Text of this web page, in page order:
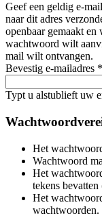
Geef een geldig e-
naar dit adres
openbaar gemaakt
wachtwoord wilt
mail wilt ontvangen.
Bevestig e-mailadres *
Typt u alstublieft uw
Het
Wachtwoord
Het
tekens
Het
wachtwoorden.